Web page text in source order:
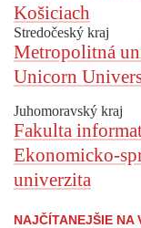
Košiciach
Stredočeský kraj
Metropolitná
Unicorn
Juhomoravský kraj
Fakulta
Ekonomicko-
univerzita
NAJČÍTANEJŠIE NA